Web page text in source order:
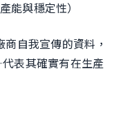
能與穩定性）
商自我宣傳的資料，
表其確實有在生產